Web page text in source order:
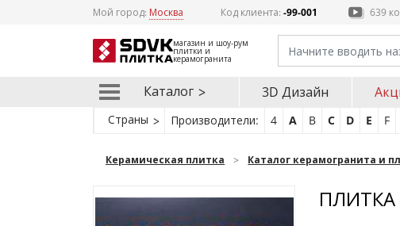
Мой город: Москва Код клиента: -99-001 639
магазин и шоу-рум
плитки и
керамогранита
Каталог 3D Дизайн
Страны Производители: 4 A B C D E F
Керамическая плитка Каталог керамогранита и
ПЛИТКА